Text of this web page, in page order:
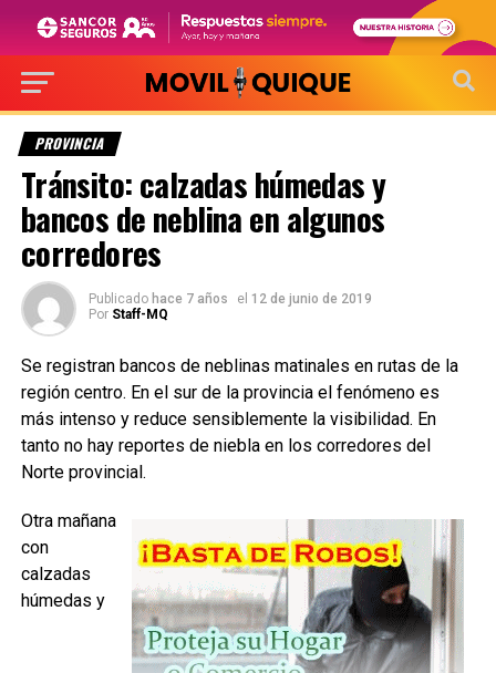
PROVINCIA
Tránsito: calzadas húmedas y
bancos de neblina en algunos
corredores
Publicado hace 7 años el 12 de junio de 2019
Por Staff-MQ
Se registran bancos de neblinas matinales en rutas de la
región centro. En el sur de la provincia el fenómeno es
más intenso y reduce sensiblemente la visibilidad. En
tanto no hay reportes de niebla en los corredores del
Norte provincial.
Otra mañana
con
calzadas
húmedas y